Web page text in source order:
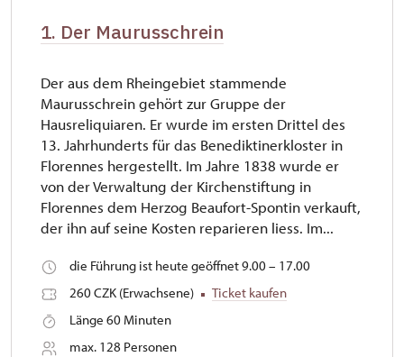
1. Der Maurusschrein
Der aus dem Rheingebiet stammende
Maurusschrein gehört zur Gruppe der
Hausreliquiaren. Er wurde im ersten Drittel des
13. Jahrhunderts für das Benediktinerkloster in
Florennes hergestellt. Im Jahre 1838 wurde er
von der Verwaltung der Kirchenstiftung in
Florennes dem Herzog Beaufort-Spontin verkauft,
der ihn auf seine Kosten reparieren liess. Im...
die Führung ist heute geöffnet 9.00 – 17.00
260 CZK (Erwachsene)
Ticket kaufen
Länge 60 Minuten
max. 128 Personen